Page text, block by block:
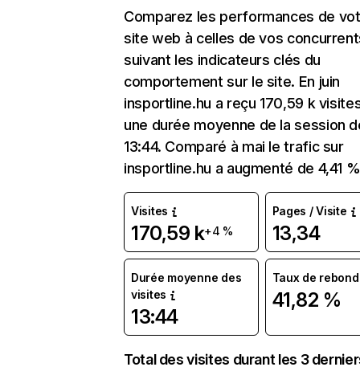
Comparez les performances de
site web à celles de vos
suivant les indicateurs clés du
comportement sur le site. En juin
insportline.hu a reçu 170,59 k
une durée moyenne de la session
13:44. Comparé à mai le trafic sur
insportline.hu a augmenté de 4,41
Visites
170,59 k+4 %
Pages / Visite
13,34
Durée moyenne des
visites
13:44
Taux de rebond
41,82 %
Total des visites durant les 3